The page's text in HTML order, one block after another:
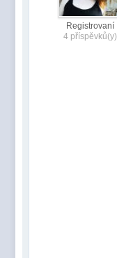
Registrovaní
4 příspěvků(y)